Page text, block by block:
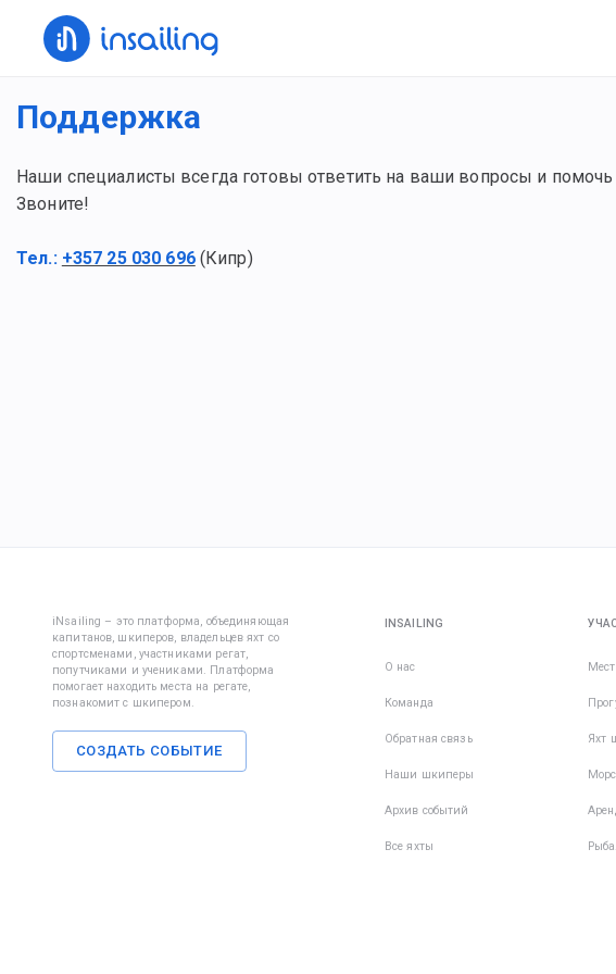
Поддержка
Наши специалисты всегда готовы ответить на ваши вопросы и
Звоните!
Тел.: +357 25 030 696(Кипр)
iNsailing – это платформа, объединяющая
капитанов, шкиперов, владельцев яхт со
спортсменами, участниками регат,
попутчиками и учениками. Платформа
помогает находить места на регате,
познакомит с шкипером.
СОЗДАТЬ СОБЫТИЕ
INSAILING
О нас
Команда
Обратная связь
Наши шкиперы
Архив событий
Все яхты
Яхт